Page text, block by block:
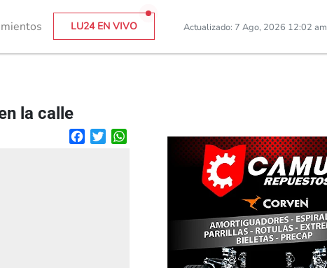
LU24 EN VIVO Actualizado: 7 Ago, 2026 12:02 am
la calle
FacebookTwitterWhatsApp